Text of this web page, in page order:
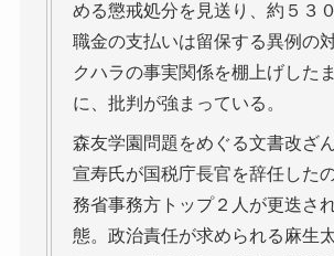
める懲戒処分を見送り、約５３
職金の支払いは留保する異例の
クハラの事実関係を棚上げした
に、批判が強まっている。
森友学園問題をめぐる文書改ざ
宣寿氏が国税庁長官を辞任した
務省事務方トップ２人が更迭さ
態。政治責任が求められる麻生